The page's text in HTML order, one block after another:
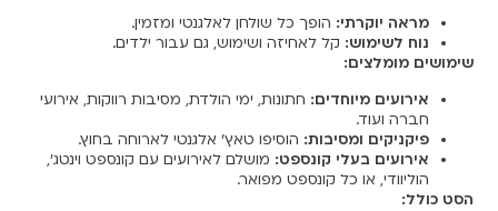
מראה יוקרתי: הופך כל שולחן לאלגנטי ומזמין.
נוח לשימוש: קל לאחיזה ושימוש, גם עבור ילדים.
שימושים מומלצים:
אירועים מיוחדים: חתונות, ימי הולדת, מסיבות רווקות, אירועי
חברה ועוד.
פיקניקים ומסיבות: הוסיפו טאץ' אלגנטי לארוחה בחוץ.
אירועים בעלי קונספט: מושלם לאירועים עם קונספט וינטג',
הוליוודי, או כל קונספט מפואר.
הסט כולל: